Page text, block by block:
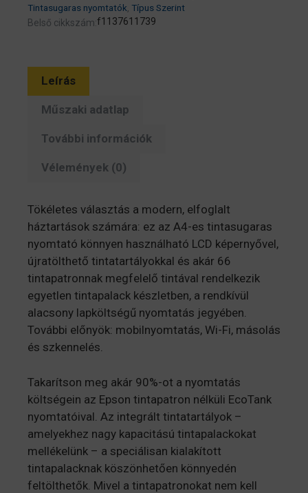
színes,
5760×1440
Tintasugaras nyomtatók Típus Szerint
Belső cikkszám:f1137611739
Leírás
Műszaki adatlap
További információk
Vélemények (0)
Tökéletes választás a modern, elfoglalt
háztartások számára: ez az A4-es tintasugaras
nyomtató könnyen használható LCD képernyővel,
újratölthető tintatartályokkal és akár 66
tintapatronnak megfelelő tintával rendelkezik
egyetlen tintapalack készletben, a rendkívül
alacsony lapköltségű nyomtatás jegyében.
További előnyök: mobilnyomtatás, Wi-Fi, másolás
és szkennelés.
Takarítson meg akár 90%-ot a nyomtatás
költségein az Epson tintapatron nélküli EcoTank
nyomtatóival. Az integrált tintatartályok –
amelyekhez nagy kapacitású tintapalackokat
mellékelünk – a speciálisan kialakított
tintapalacknak köszönhetően könnyedén
feltölthetők. Mivel a tintapatronokat nem kell